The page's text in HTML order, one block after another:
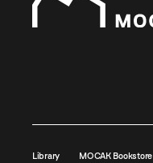
Library MOCAK Bookstore